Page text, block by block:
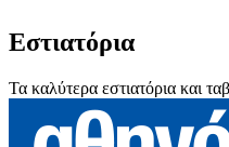
Εστιατόρια
Τα καλύτερα εστιατόρια και